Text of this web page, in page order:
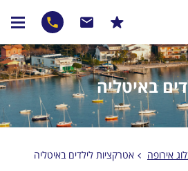
באיטליה
אירופה אטרקציות לילדים באיטליה